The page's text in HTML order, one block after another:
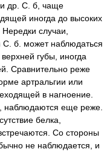
др. С. б, чаще
иногда до высоких
случаи,
б. может наблюдаться
губы, иногда
Сравнительно реже
артральгии или
в нагноение.
наблюдаются еще реже.
белка,
Со стороны
не наблюдается, и